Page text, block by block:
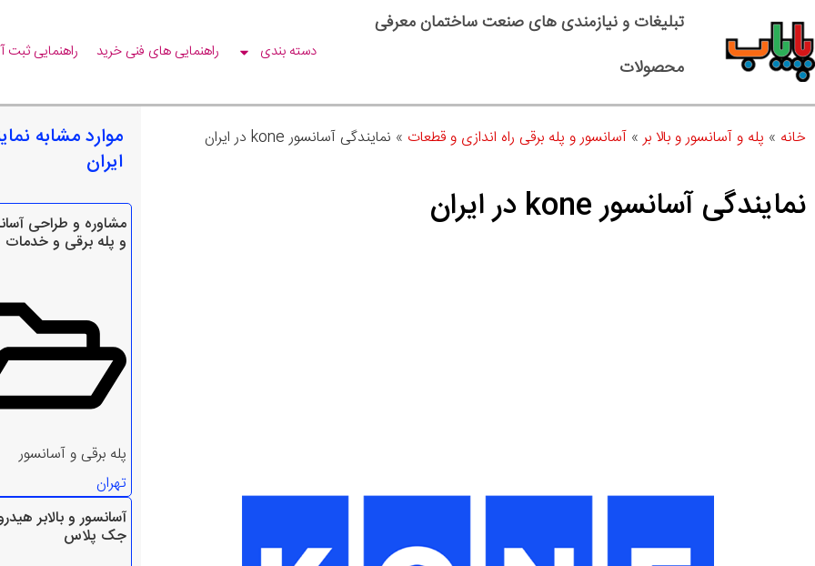
تبلیغات و نیازمندی های صنعت ساختمان معرفی
محصولات
دسته بندی راهنمایی های فنی خرید راهنمایی ثبت
خانه » پله و آسانسور و بالا بر» آسانسور و پله برقی راه اندازی و قطعات » نمایندگی آسانسور kone در ایران
نمایندگی آسانسور kone در ایران
ایران
مشاوره و طراحی
و پله برقی و خدمات
پله برقی و آسانسور
تهران
آسانسور و بالابر
جک پلاس